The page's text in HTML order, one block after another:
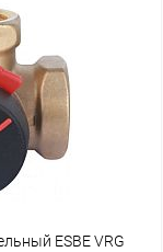
Сравнение
В наличии
ESBE VRG